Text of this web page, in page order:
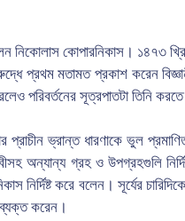
নিকোলাস কোপারনিকাস। ১৪৭৩
প্রথম মতামত প্রকাশ করেন
পরিবর্তনের সূত্রপাতটা তিনি
প্রাচীন ভ্রান্ত ধারণাকে ভুল
অন্যান্য গ্রহ ও উপগ্রহগুলি
নির্দিষ্ট করে বলেন। সূর্যের
ব্যক্ত করেন।